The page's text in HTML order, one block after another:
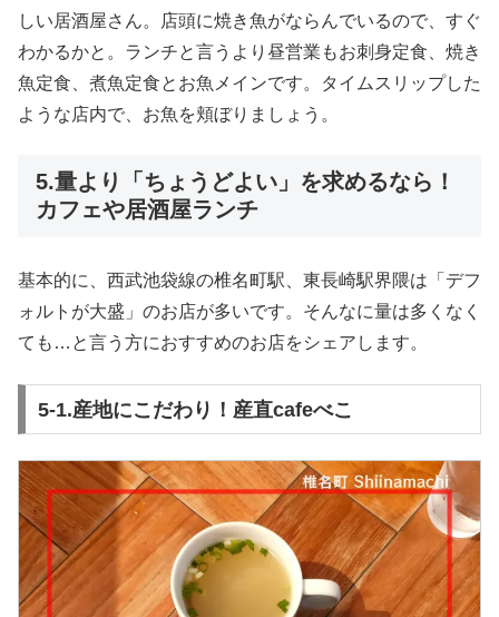
しい居酒屋さん。店頭に焼き魚がならんでいるので、すぐ
わかるかと。ランチと言うより昼営業もお刺身定食、焼き
魚定食、煮魚定食とお魚メインです。タイムスリップした
ような店内で、お魚を頬ぼりましょう。
5.量より「ちょうどよい」を求めるなら！
カフェや居酒屋ランチ
基本的に、西武池袋線の椎名町駅、東長崎駅界隈は「デフ
ォルトが大盛」のお店が多いです。そんなに量は多くなく
ても…と言う方におすすめのお店をシェアします。
5-1.産地にこだわり！産直cafeべこ